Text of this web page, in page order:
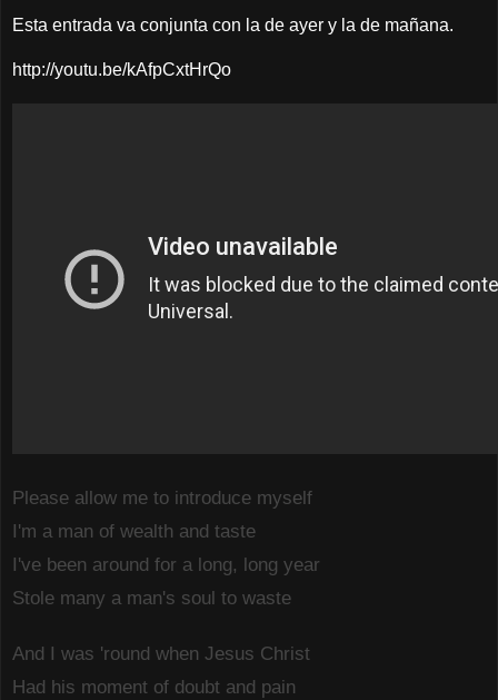
Esta entrada va conjunta con la de ayer y la de mañana.
http://youtu.be/kAfpCxtHrQo
Please allow me to introduce myself
I'm a man of wealth and taste
I've been around for a long, long year
Stole many a man's soul to waste
And I was 'round when Jesus Christ
Had his moment of doubt and pain